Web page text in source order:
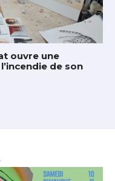
ouvre une
de son